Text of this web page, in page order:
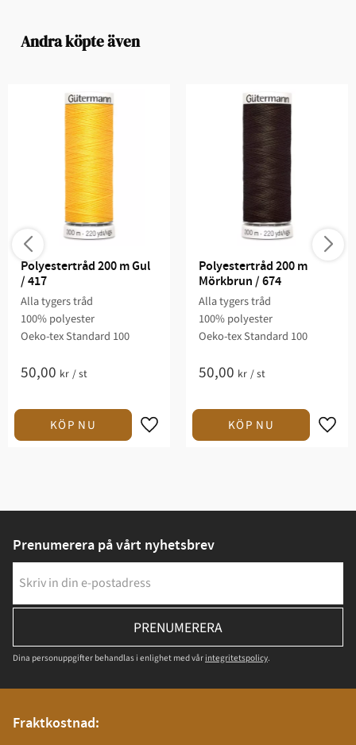
Andra köpte även
Polyestertråd 200 m Gul
/ 417
Alla tygers tråd
100% polyester
Oeko-tex Standard 100
50,00 kr /st
Polyestertråd 200 m
Mörkbrun / 674
Alla tygers tråd
100% polyester
Oeko-tex Standard 100
50,00 kr /st
Prenumerera på vårt nyhetsbrev
PRENUMERERA
Dina personuppgifter behandlas i enlighet med vår integritetspolicy.
Fraktkostnad: